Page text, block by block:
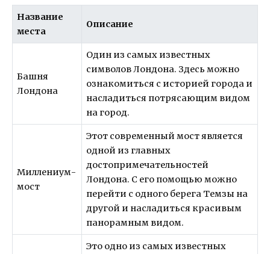
Название
места
Описание
Башня
Лондона
Один из самых известных
символов Лондона. Здесь можно
ознакомиться с историей города и
насладиться потрясающим видом
на город.
Миллениум-
мост
Этот современный мост является
одной из главных
достопримечательностей
Лондона. С его помощью можно
перейти с одного берега Темзы на
другой и насладиться красивым
панорамным видом.
Это одно из самых известных